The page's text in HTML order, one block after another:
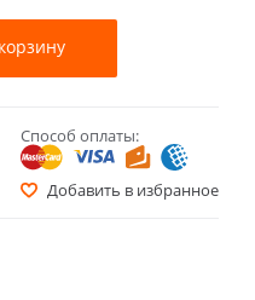
Способ оплаты:
Добавить в избранное